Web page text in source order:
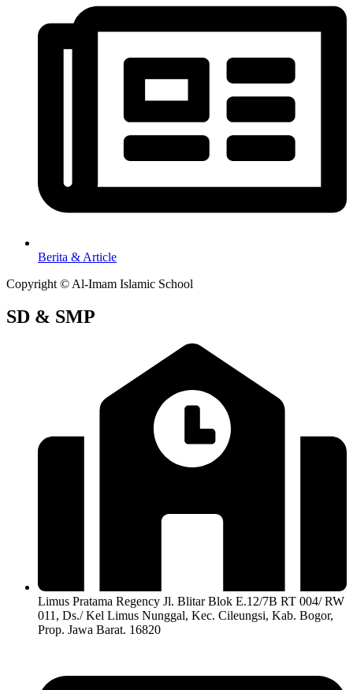
Berita & Article
Copyright © Al-Imam Islamic School
SD & SMP
Limus Pratama Regency Jl. Blitar Blok E.12/7B RT 004/ RW
011, Ds./ Kel Limus Nunggal, Kec. Cileungsi, Kab. Bogor,
Prop. Jawa Barat. 16820